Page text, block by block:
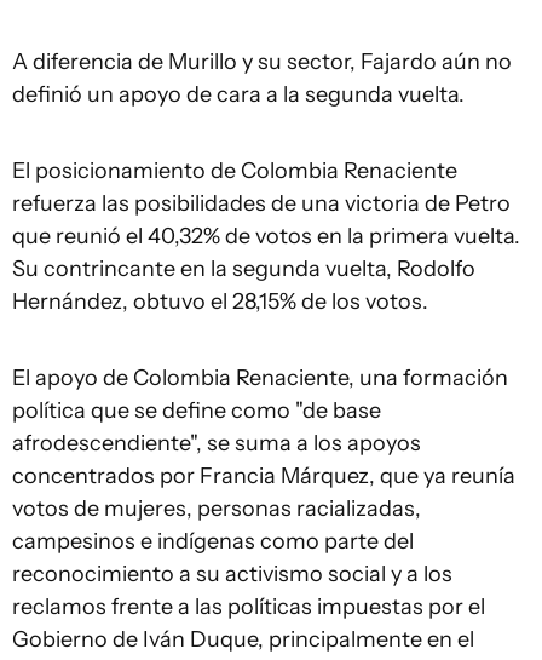
A diferencia de Murillo y su sector, Fajardo aún no
definió un apoyo de cara a la segunda vuelta.
El posicionamiento de Colombia Renaciente
refuerza las posibilidades de una victoria de Petro
que reunió el 40,32% de votos en la primera vuelta.
Su contrincante en la segunda vuelta, Rodolfo
Hernández, obtuvo el 28,15% de los votos.
El apoyo de Colombia Renaciente, una formación
política que se define como "de base
afrodescendiente", se suma a los apoyos
concentrados por Francia Márquez, que ya reunía
votos de mujeres, personas racializadas,
campesinos e indígenas como parte del
reconocimiento a su activismo social y a los
reclamos frente a las políticas impuestas por el
Gobierno de Iván Duque, principalmente en el